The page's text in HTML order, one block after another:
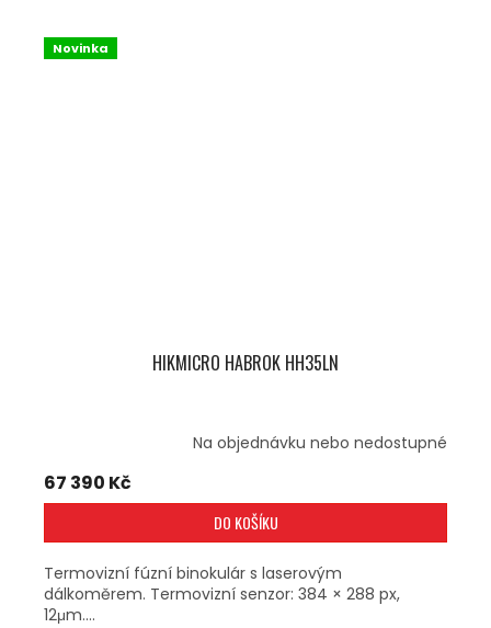
Novinka
HIKMICRO HABROK HH35LN
Na objednávku nebo nedostupné
67 390 Kč
DO KOŠÍKU
Termovizní fúzní binokulár s laserovým
dálkoměrem. Termovizní senzor: 384 × 288 px,
12μm....